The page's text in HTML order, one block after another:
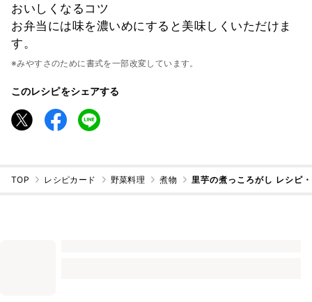
おいしくなるコツ
お弁当には味を濃いめにすると美味しくいただけま
す。
※みやすさのために書式を一部改変しています。
このレシピをシェアする
TOP レシピカード 野菜料理 煮物 里芋の煮っころがし レシピ